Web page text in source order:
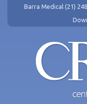
Barra Medical (21)